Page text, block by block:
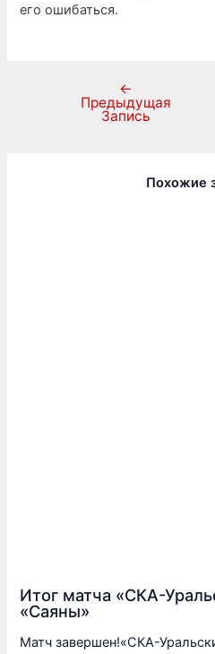
его ошибаться.
←
Предыдущая
Запись
Похожие
Итог матча «СКА-
«Саяны»
Матч завершен!«СКА-